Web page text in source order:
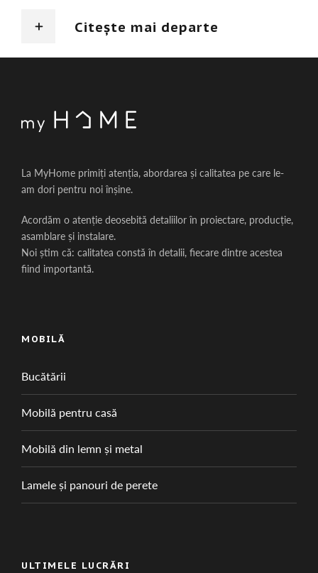
Citește mai departe
La MyHome primiți atenția, abordarea și calitatea pe care le-
am dori pentru noi înșine.
Acordăm o atenție deosebită detaliilor în proiectare, producție,
asamblare și instalare.
Noi știm că: calitatea constă în detalii, fiecare dintre acestea
fiind importantă.
MOBILĂ
Bucătării
Mobilă pentru casă
Mobilă din lemn și metal
Lamele și panouri de perete
ULTIMELE LUCRĂRI